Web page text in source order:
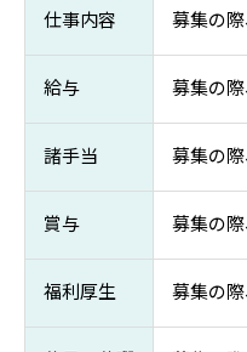
仕事内容 募集の際
給与 募集の際
諸手当 募集の際
賞与 募集の際
福利厚生 募集の際